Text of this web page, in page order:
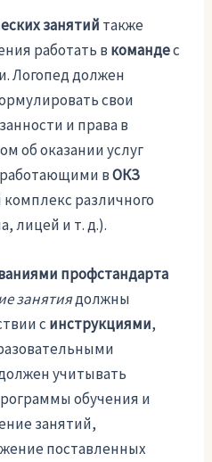
занятий также
работать в командес
Логопед должен
свои
и права в
об оказании услуг
вОКЗ
различного
лицей и т. д.).
профстандарта
занятиядолжны
с инструкциями,
учитывать
обучения и
занятий,
поставленных